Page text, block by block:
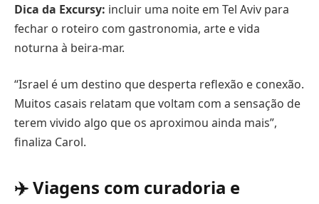
Dica da Excursy: incluir uma noite em Tel Aviv para
fechar o roteiro com gastronomia, arte e vida
noturna à beira-mar.
“Israel é um destino que desperta reflexão e conexão.
Muitos casais relatam que voltam com a sensação de
terem vivido algo que os aproximou ainda mais”,
finaliza Carol.
✈️ Viagens com curadoria e